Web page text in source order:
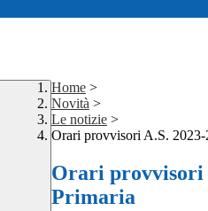
Home >
Novità >
Le notizie >
Orari provvisori A.S. 2023-
Orari provvisori
Primaria